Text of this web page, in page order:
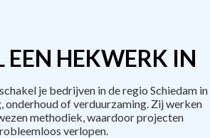
EEN HEKWERK IN
je bedrijven in de regio Schiedam in
onderhoud of verduurzaming. Zij werken
methodiek, waardoor projecten
verlopen.